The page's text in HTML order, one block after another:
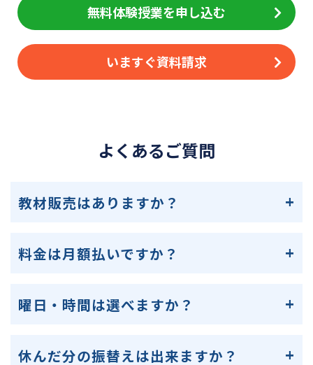
無料体験授業を申し込む
いますぐ資料請求
よくあるご質問
教材販売はありますか？
料金は月額払いですか？
曜日・時間は選べますか？
休んだ分の振替えは出来ますか？